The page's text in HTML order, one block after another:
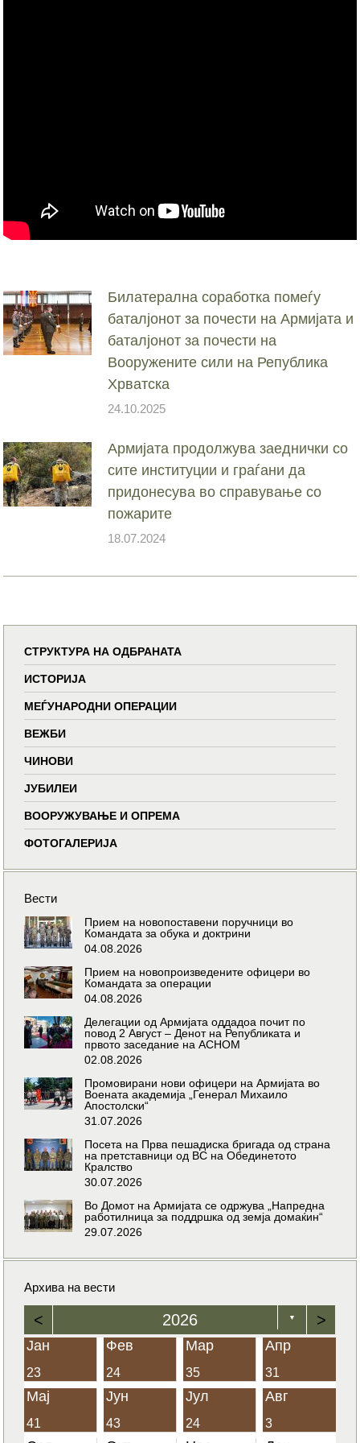
Билатерална соработка помеѓу
баталјонот за почести на Армијата и
баталјонот за почести на
Вооружените сили на Република
Хрватска
24.10.2025
Армијата продолжува заеднички со
сите институции и граѓани да
придонесува во справување со
пожарите
18.07.2024
СТРУКТУРА НА ОДБРАНАТА
ИСТОРИЈА
МЕЃУНАРОДНИ ОПЕРАЦИИ
ВЕЖБИ
ЧИНОВИ
ЈУБИЛЕИ
ВООРУЖУВАЊЕ И ОПРЕМА
ФОТОГАЛЕРИЈА
Вести
Прием на новопоставени поручници во
Командата за обука и доктрини
04.08.2026
Прием на новопроизведените офицери во
Командата за операции
04.08.2026
Делегации од Армијата оддадоа почит по
повод 2 Август – Денот на Републиката и
првото заседание на АСНОМ
02.08.2026
Промовирани нови офицери на Армијата во
Воената академија „Генерал Михаило
Апостолски“
31.07.2026
Посета на Прва пешадиска бригада од страна
на претставници од ВС на Обединетото
Кралство
30.07.2026
Во Домот на Армијата се одржува „Напредна
работилница за поддршка од земја домаќин“
29.07.2026
Архива на вести
< 2026 ▼ >
Јан
23
Фев
24
Мар
35
Апр
31
Мај
41
Јун
43
Јул
24
Авг
3